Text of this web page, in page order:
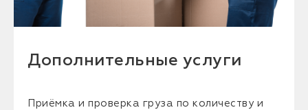
Дополнительные услуги
Приёмка и проверка груза по количеству и